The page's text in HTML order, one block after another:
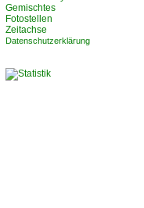
Gemischtes
Fotostellen
Zeitachse
Datenschutzerklärung